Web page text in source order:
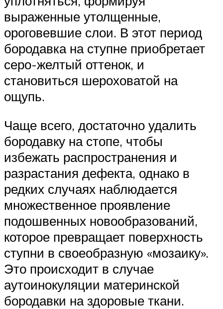
выраженные утолщенные,
ороговевшие слои. В этот период
бородавка на ступне приобретает
серо-желтый оттенок, и
становиться шероховатой на
ощупь.
Чаще всего, достаточно удалить
бородавку на стопе, чтобы
избежать распространения и
разрастания дефекта, однако в
редких случаях наблюдается
множественное проявление
подошвенных новообразований,
которое превращает поверхность
ступни в своеобразную «мозаику».
Это происходит в случае
аутоинокуляции материнской
бородавки на здоровые ткани.